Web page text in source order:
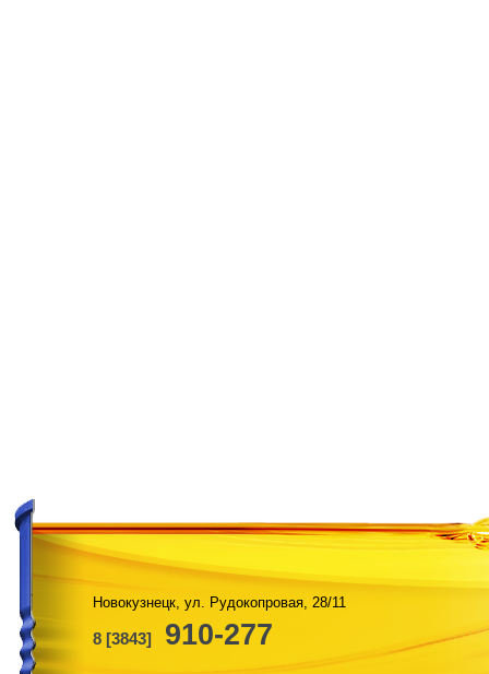
Новокузнецк, ул. Рудокопровая, 28/11
8 [3843] 910-277